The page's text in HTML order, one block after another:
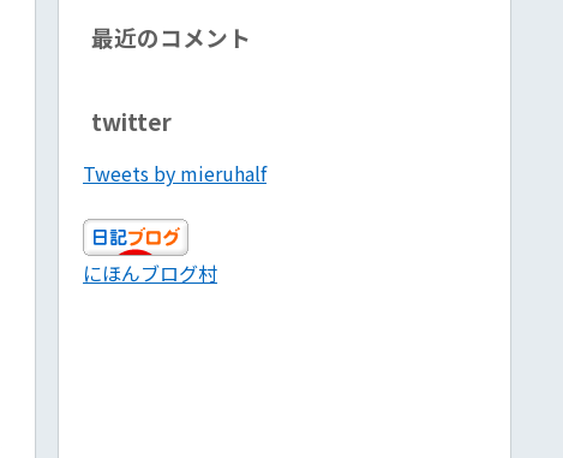
最近のコメント
twitter
Tweets by mieruhalf
にほんブログ村